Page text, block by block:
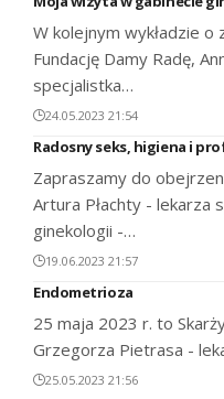
W kolejnym wykładzie
Fundację Damy Radę,
specjalistka…
24.05.2023 21:54
Radosny seks, higiena i
Zapraszamy do
Artura Płachty - lekarza
ginekologii -…
19.06.2023 21:57
Endometrioza
25 maja 2023 r. to
Grzegorza Pietrasa -
25.05.2023 21:56